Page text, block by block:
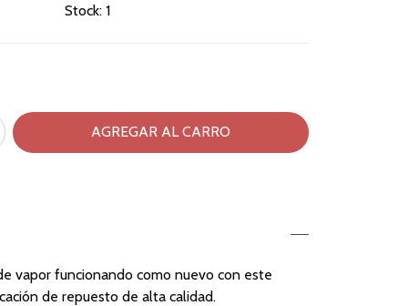
Stock: 1
vapor funcionando como nuevo con este
de repuesto de alta calidad.